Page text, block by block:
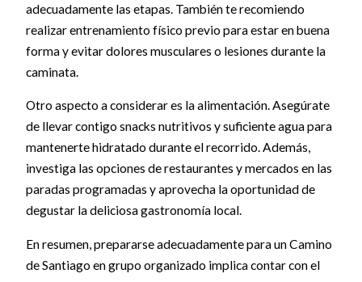
adecuadamente las etapas. También te recomiendo
realizar entrenamiento físico previo para estar en buena
forma y evitar dolores musculares o lesiones durante la
caminata.
Otro aspecto a considerar es la alimentación. Asegúrate
de llevar contigo snacks nutritivos y suficiente agua para
mantenerte hidratado durante el recorrido. Además,
investiga las opciones de restaurantes y mercados en las
paradas programadas y aprovecha la oportunidad de
degustar la deliciosa gastronomía local.
En resumen, prepararse adecuadamente para un Camino
de Santiago en grupo organizado implica contar con el